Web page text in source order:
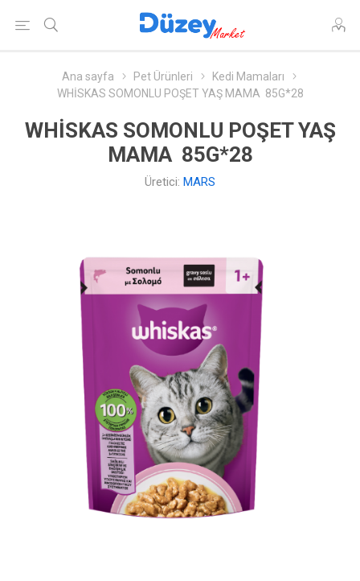
Ana sayfa Pet Ürünleri
Kedi Mamaları
WHİSKAS SOMONLU POŞET YAŞ MAMA 85G*28
WHİSKAS SOMONLU POŞET YAŞ
MAMA 85G*28
Üretici: MARS